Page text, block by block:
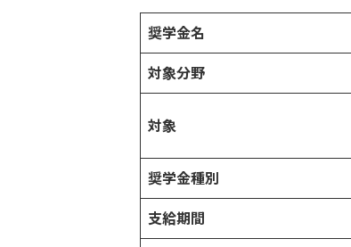
奨学金名
対象分野
対象
奨学金種別
支給期間